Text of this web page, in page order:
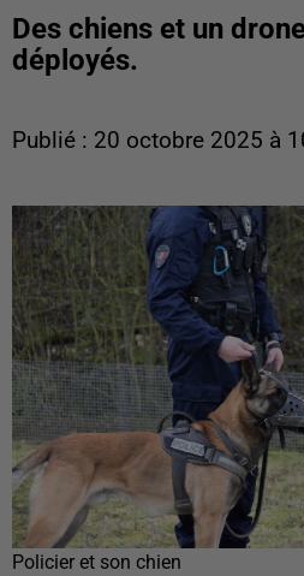
Des chiens et un
déployés.
Publié : 20 octobre 2025 à
Policier et son chien